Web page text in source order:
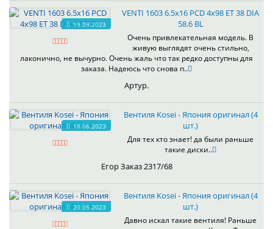
19.09.2023
VENTI 1603 6.5x16 PCD 4x98 ET 38 DIA
58.6 BL
Очень привлекательная модель. В
живую выглядят очень стильно,
лаконично, не вычурно. Очень жаль что так редко доступны для
заказа. Надеюсь что снова п..
Артур.
18.06.2023
Вентиля Kosei - Япония оригинал (4
шт.)
Для тех кто знает! да были раньше
такие диски..
Егор Заказ 2317/68
20.05.2023
Вентиля Kosei - Япония оригинал (4
шт.)
Давно искал такие вентиля! Раньше